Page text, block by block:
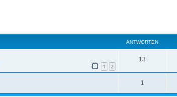
ANTWORTEN
1 2
13
1